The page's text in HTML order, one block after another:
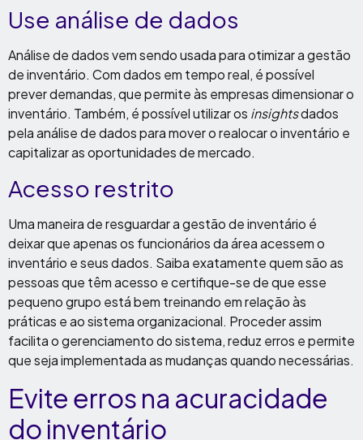
Use análise de dados
Análise de dados vem sendo usada para otimizar a gestão
de inventário. Com dados em tempo real, é possível
prever demandas, que permite às empresas dimensionar o
inventário. Também, é possível utilizar os insightsdados
pela análise de dados para mover o realocar o inventário e
capitalizar as oportunidades de mercado.
Acesso restrito
Uma maneira de resguardar a gestão de inventário é
deixar que apenas os funcionários da área acessem o
inventário e seus dados. Saiba exatamente quem são as
pessoas que têm acesso e certifique-se de que esse
pequeno grupo está bem treinando em relação às
práticas e ao sistema organizacional. Proceder assim
facilita o gerenciamento do sistema, reduz erros e permite
que seja implementada as mudanças quando necessárias.
Evite erros na acuracidade
do inventário